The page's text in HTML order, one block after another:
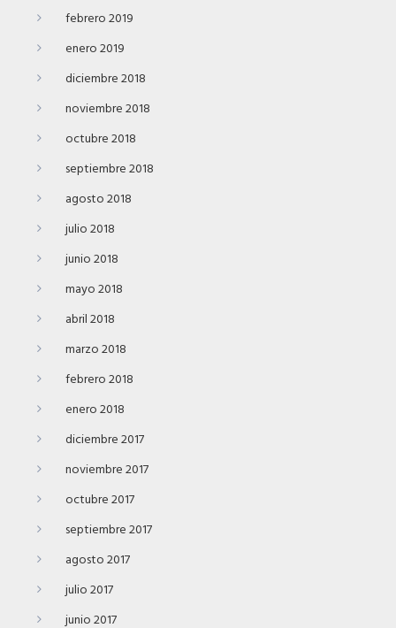
febrero 2019
enero 2019
diciembre 2018
noviembre 2018
octubre 2018
septiembre 2018
agosto 2018
julio 2018
junio 2018
mayo 2018
abril 2018
marzo 2018
febrero 2018
enero 2018
diciembre 2017
noviembre 2017
octubre 2017
septiembre 2017
agosto 2017
julio 2017
junio 2017